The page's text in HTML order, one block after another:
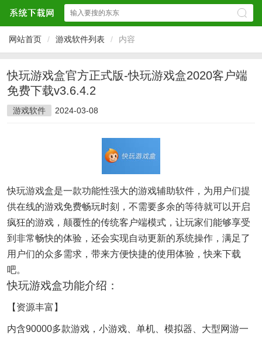
网站首页 / 游戏软件列表 / 内容
快玩游戏盒官方正式版-快玩游戏盒2020客户端
免费下载v3.6.4.2
游戏软件 2024-03-08
快玩游戏盒是一款功能性强大的游戏辅助软件，为用户们提
供在线的游戏免费畅玩时刻，不需要多余的等待就可以开启
疯狂的游戏，颠覆性的传统客户端模式，让玩家们能够享受
到非常畅快的体验，还会实现自动更新的系统操作，满足了
用户们的众多需求，带来方便快捷的使用体验，快来下载
吧。
快玩游戏盒功能介绍：
【资源丰富】
内含90000多款游戏，小游戏、单机、模拟器、大型网游一